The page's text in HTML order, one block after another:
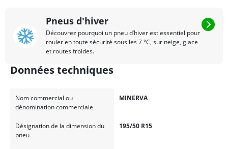
Pneus d'hiver
Découvrez pourquoi un pneu d’hiver est essentiel pour
rouler en toute sécurité sous les 7 °C, sur neige, glace
et routes froides.
Données techniques
Nom commercial ou
dénomination commerciale
MINERVA
Désignation de la dimension du
pneu
195/50 R15